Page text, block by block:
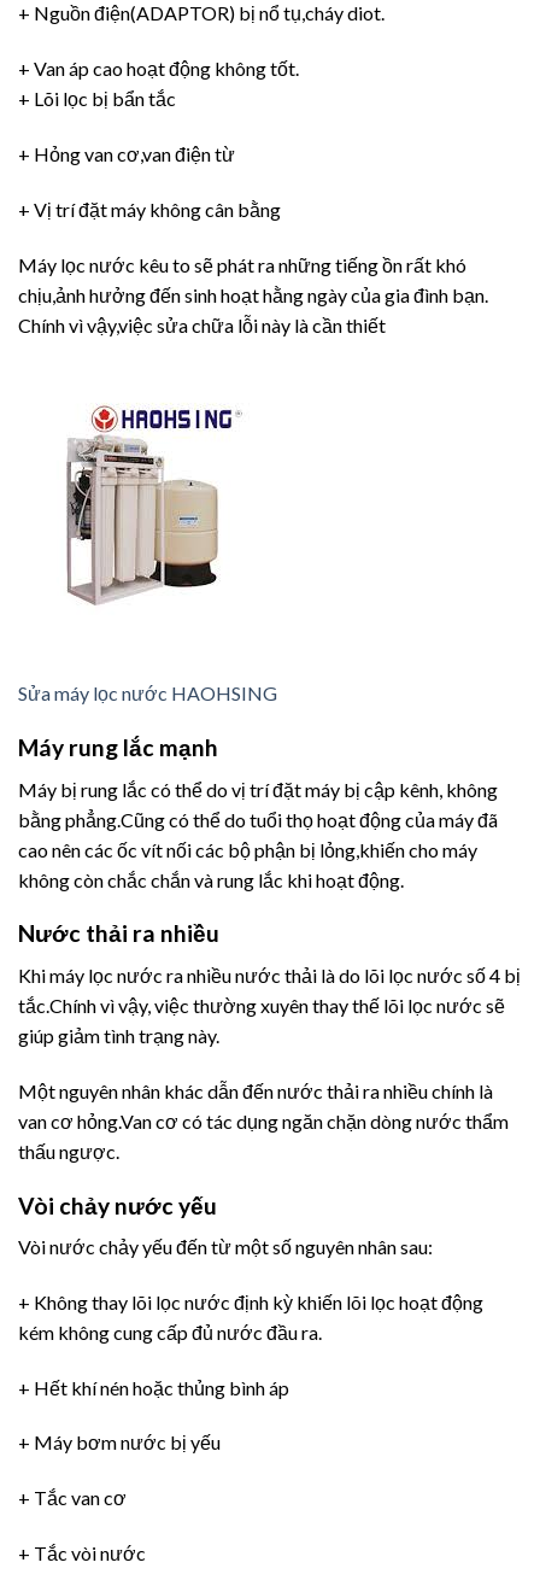
+ Nguồn điện(ADAPTOR) bị nổ tụ,cháy diot.
+ Van áp cao hoạt động không tốt.
+ Lõi lọc bị bẩn tắc
+ Hỏng van cơ,van điện từ
+ Vị trí đặt máy không cân bằng
Máy lọc nước kêu to sẽ phát ra những tiếng ồn rất khó
chịu,ảnh hưởng đến sinh hoạt hằng ngày của gia đình bạn.
Chính vì vậy,việc sửa chữa lỗi này là cần thiết
Sửa máy lọc nước HAOHSING
Máy rung lắc mạnh
Máy bị rung lắc có thể do vị trí đặt máy bị cập kênh, không
bằng phẳng.Cũng có thể do tuổi thọ hoạt động của máy đã
cao nên các ốc vít nối các bộ phận bị lỏng,khiến cho máy
không còn chắc chắn và rung lắc khi hoạt động.
Nước thải ra nhiều
Khi máy lọc nước ra nhiều nước thải là do lõi lọc nước số 4 bị
tắc.Chính vì vậy, việc thường xuyên thay thế lõi lọc nước sẽ
giúp giảm tình trạng này.
Một nguyên nhân khác dẫn đến nước thải ra nhiều chính là
van cơ hỏng.Van cơ có tác dụng ngăn chặn dòng nước thẩm
thấu ngược.
Vòi chảy nước yếu
Vòi nước chảy yếu đến từ một số nguyên nhân sau:
+ Không thay lõi lọc nước định kỳ khiến lõi lọc hoạt động
kém không cung cấp đủ nước đầu ra.
+ Hết khí nén hoặc thủng bình áp
+ Máy bơm nước bị yếu
+ Tắc van cơ
+ Tắc vòi nước